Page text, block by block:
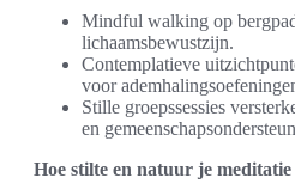
Mindful walking op
lichaamsbewustzijn.
Contemplatieve
voor
Stille groepssessies
en
Hoe stilte en natuur je